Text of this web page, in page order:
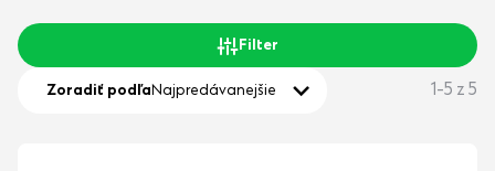
Filter
Zoradiť podľaNajpredávanejšie 1-5 z 5